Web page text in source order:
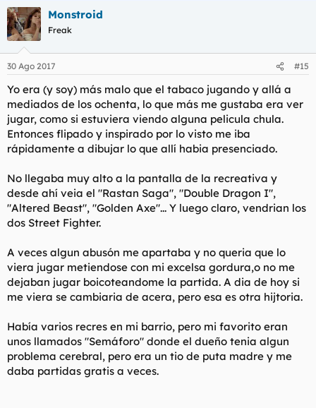
a
c
c
i
e
:
Monstroid
Freak
30 Ago 2017 #15
Yo era (y soy) más malo que el tabaco jugando y allá a
mediados de los ochenta, lo que más me gustaba era ver
jugar, como si estuviera viendo alguna pelicula chula.
Entonces flipado y inspirado por lo visto me iba
rápidamente a dibujar lo que allí habia presenciado.
No llegaba muy alto a la pantalla de la recreativa y
desde ahí veia el "Rastan Saga", "Double Dragon I",
"Altered Beast", "Golden Axe"... Y luego claro, vendrian los
dos Street Fighter.
A veces algun abusón me apartaba y no queria que lo
viera jugar metiendose con mi excelsa gordura,o no me
dejaban jugar boicoteandome la partida. A dia de hoy si
me viera se cambiaria de acera, pero esa es otra hijtoria.
Había varios recres en mi barrio, pero mi favorito eran
unos llamados "Semáforo" donde el dueño tenia algun
problema cerebral, pero era un tio de puta madre y me
daba partidas gratis a veces.